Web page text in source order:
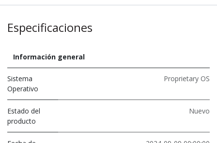
Especificaciones
Información general
Sistema
Operativo
Proprietary OS
Estado del
producto
Nuevo